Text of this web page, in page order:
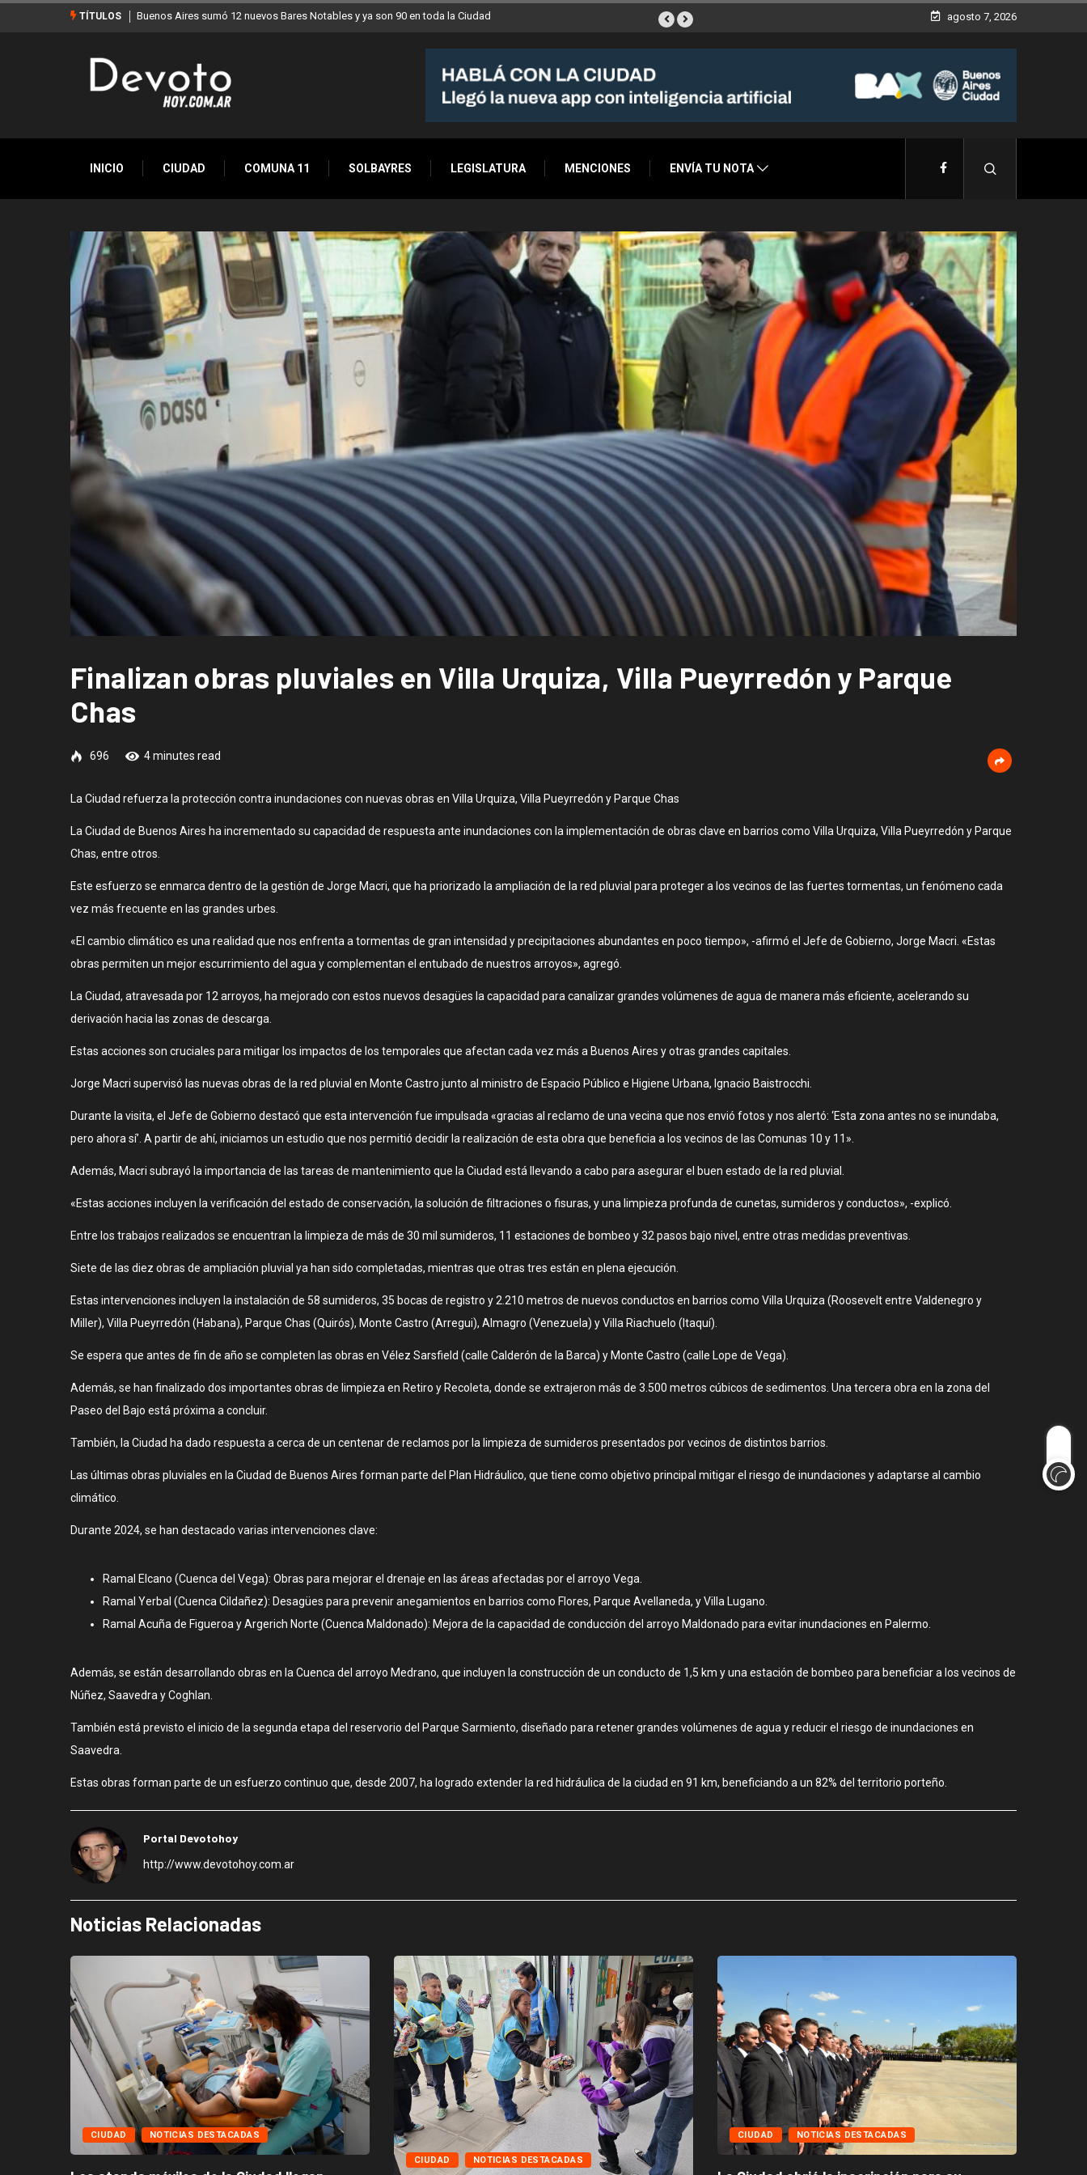
TÍTULOS Los stands móviles de la Ciudad llegan esta semana a Villa Devoto agosto 7, 2026
INICIO CIUDAD COMUNA 11 SOLBAYRES LEGISLATURA MENCIONES ENVÍA TU NOTA
Finalizan obras pluviales en Villa Urquiza, Villa Pueyrredón y Parque
Chas
696 4 minutes read
La Ciudad refuerza la protección contra inundaciones con nuevas obras en Villa Urquiza, Villa Pueyrredón y Parque Chas
La Ciudad de Buenos Aires ha incrementado su capacidad de respuesta ante inundaciones con la implementación de obras clave en barrios como Villa Urquiza, Villa Pueyrredón y Parque
Chas, entre otros.
Este esfuerzo se enmarca dentro de la gestión de Jorge Macri, que ha priorizado la ampliación de la red pluvial para proteger a los vecinos de las fuertes tormentas, un fenómeno cada
vez más frecuente en las grandes urbes.
«El cambio climático es una realidad que nos enfrenta a tormentas de gran intensidad y precipitaciones abundantes en poco tiempo», -afirmó el Jefe de Gobierno, Jorge Macri. «Estas
obras permiten un mejor escurrimiento del agua y complementan el entubado de nuestros arroyos», agregó.
La Ciudad, atravesada por 12 arroyos, ha mejorado con estos nuevos desagües la capacidad para canalizar grandes volúmenes de agua de manera más eficiente, acelerando su
derivación hacia las zonas de descarga.
Estas acciones son cruciales para mitigar los impactos de los temporales que afectan cada vez más a Buenos Aires y otras grandes capitales.
Jorge Macri supervisó las nuevas obras de la red pluvial en Monte Castro junto al ministro de Espacio Público e Higiene Urbana, Ignacio Baistrocchi.
Durante la visita, el Jefe de Gobierno destacó que esta intervención fue impulsada «gracias al reclamo de una vecina que nos envió fotos y nos alertó: ‘Esta zona antes no se inundaba,
pero ahora sí’. A partir de ahí, iniciamos un estudio que nos permitió decidir la realización de esta obra que beneficia a los vecinos de las Comunas 10 y 11».
Además, Macri subrayó la importancia de las tareas de mantenimiento que la Ciudad está llevando a cabo para asegurar el buen estado de la red pluvial.
«Estas acciones incluyen la verificación del estado de conservación, la solución de filtraciones o fisuras, y una limpieza profunda de cunetas, sumideros y conductos», -explicó.
Entre los trabajos realizados se encuentran la limpieza de más de 30 mil sumideros, 11 estaciones de bombeo y 32 pasos bajo nivel, entre otras medidas preventivas.
Siete de las diez obras de ampliación pluvial ya han sido completadas, mientras que otras tres están en plena ejecución.
Estas intervenciones incluyen la instalación de 58 sumideros, 35 bocas de registro y 2.210 metros de nuevos conductos en barrios como Villa Urquiza (Roosevelt entre Valdenegro y
Miller), Villa Pueyrredón (Habana), Parque Chas (Quirós), Monte Castro (Arregui), Almagro (Venezuela) y Villa Riachuelo (Itaquí).
Se espera que antes de fin de año se completen las obras en Vélez Sarsfield (calle Calderón de la Barca) y Monte Castro (calle Lope de Vega).
Además, se han finalizado dos importantes obras de limpieza en Retiro y Recoleta, donde se extrajeron más de 3.500 metros cúbicos de sedimentos. Una tercera obra en la zona del
Paseo del Bajo está próxima a concluir.
También, la Ciudad ha dado respuesta a cerca de un centenar de reclamos por la limpieza de sumideros presentados por vecinos de distintos barrios.
Las últimas obras pluviales en la Ciudad de Buenos Aires forman parte del Plan Hidráulico, que tiene como objetivo principal mitigar el riesgo de inundaciones y adaptarse al cambio
climático.
Durante 2024, se han destacado varias intervenciones clave:
Ramal Elcano (Cuenca del Vega): Obras para mejorar el drenaje en las áreas afectadas por el arroyo Vega.
Ramal Yerbal (Cuenca Cildañez): Desagües para prevenir anegamientos en barrios como Flores, Parque Avellaneda, y Villa Lugano.
Ramal Acuña de Figueroa y Argerich Norte (Cuenca Maldonado): Mejora de la capacidad de conducción del arroyo Maldonado para evitar inundaciones en Palermo.
Además, se están desarrollando obras en la Cuenca del arroyo Medrano, que incluyen la construcción de un conducto de 1,5 km y una estación de bombeo para beneficiar a los vecinos de
Núñez, Saavedra y Coghlan.
También está previsto el inicio de la segunda etapa del reservorio del Parque Sarmiento, diseñado para retener grandes volúmenes de agua y reducir el riesgo de inundaciones en
Saavedra.
Estas obras forman parte de un esfuerzo continuo que, desde 2007, ha logrado extender la red hidráulica de la ciudad en 91 km, beneficiando a un 82% del territorio porteño​.
Portal Devotohoy
http://www.devotohoy.com.ar
Noticias Relacionadas
CIUDAD NOTICIAS DESTACADAS
CIUDAD NOTICIAS DESTACADAS
CIUDAD NOTICIAS DESTACADAS